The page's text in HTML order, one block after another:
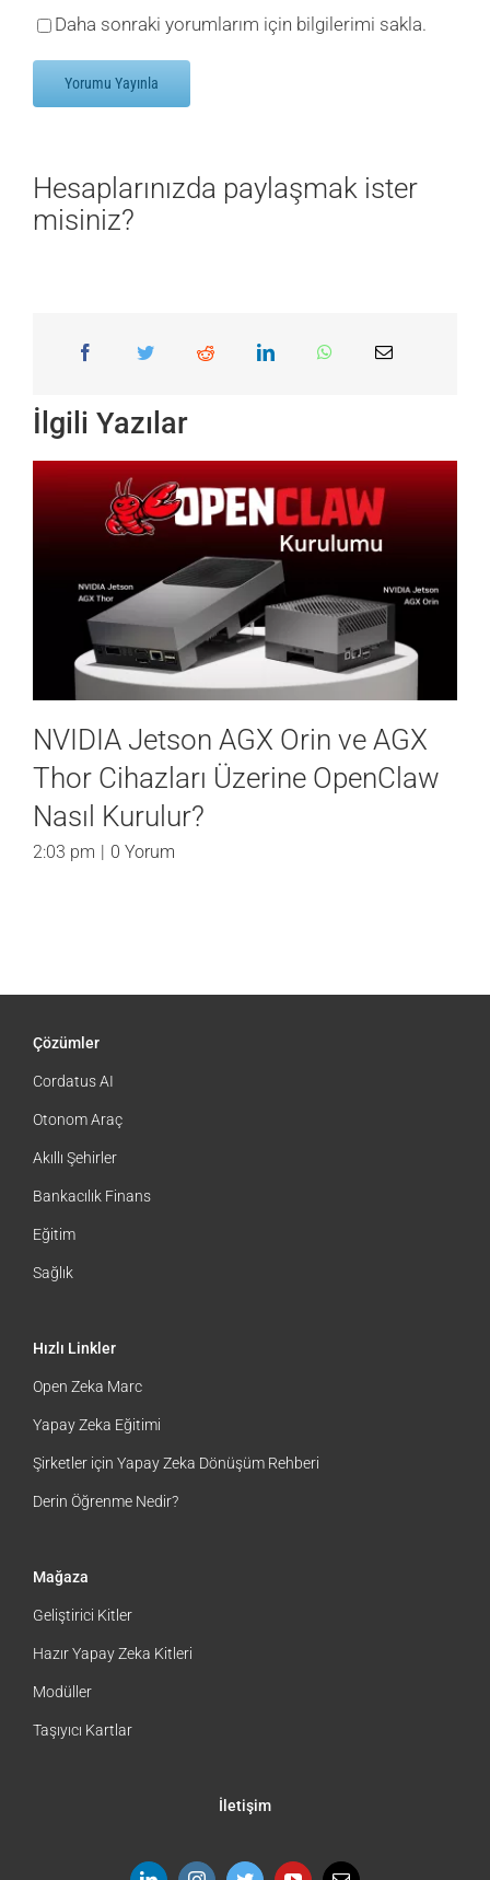
Daha sonraki yorumlarım için bilgilerimi sakla.
Hesaplarınızda paylaşmak ister
misiniz?
İlgili Yazılar
NVIDIA Jetson Nano & Orin
NX/Orin Nano Cihazları Üzerine
OpenClaw Nasıl Kurulur?
5:02 pm | 0 Yorum
Çözümler
Cordatus AI
Otonom Araç
Akıllı Şehirler
Bankacılık Finans
Eğitim
Sağlık
Hızlı Linkler
Open Zeka Marc
Yapay Zeka Eğitimi
Şirketler için Yapay Zeka Dönüşüm Rehberi
Derin Öğrenme Nedir?
Mağaza
Geliştirici Kitler
Hazır Yapay Zeka Kitleri
Modüller
Taşıyıcı Kartlar
İletişim